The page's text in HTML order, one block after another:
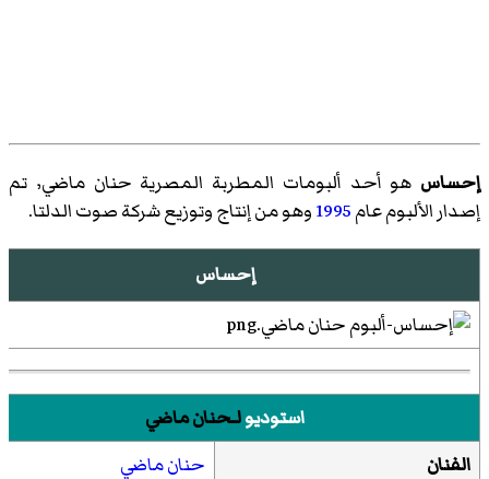
إحساس
هو أحد ألبومات المطربة المصرية حنان ماضي٬ تم
إصدار الألبوم عام1995وهو من إنتاج وتوزيع شركة صوت الدلتا.
إحساس
استوديولـحنان ماضي
الفنان
حنان ماضي